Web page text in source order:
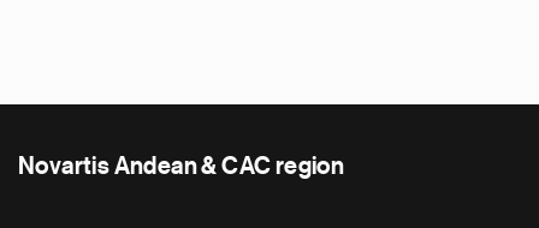
Novartis Andean & CAC region